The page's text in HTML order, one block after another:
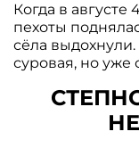
Когда в августе
пехоты
сёла
суровая, но уже